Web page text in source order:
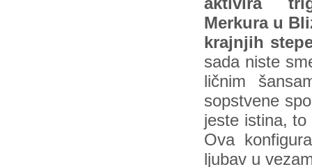
aktivira
Merkura u
krajnjih
sada niste
ličnim
sopstvene
jeste istina,
Ova
ljubav u